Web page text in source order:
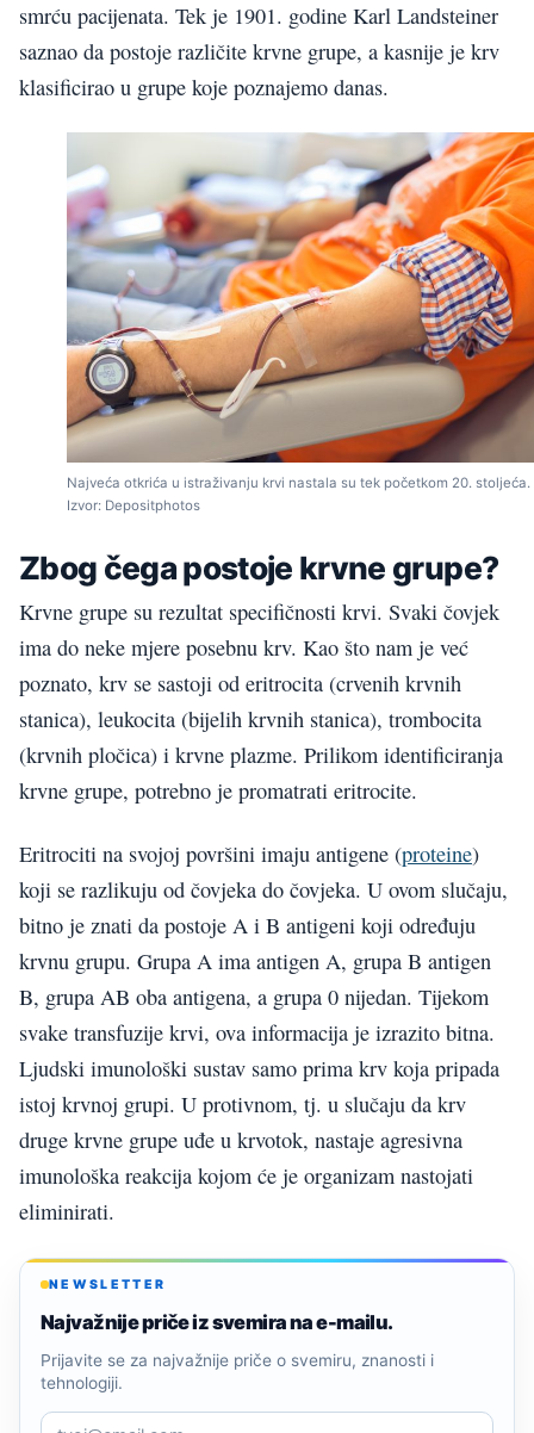
smrću pacijenata. Tek je 1901. godine Karl Landsteiner
saznao da postoje različite krvne grupe, a kasnije je krv
klasificirao u grupe koje poznajemo danas.
Najveća otkrića u istraživanju krvi nastala su tek početkom 20. stoljeća.
Izvor: Depositphotos
Zbog čega postoje krvne grupe?
Krvne grupe su rezultat specifičnosti krvi. Svaki čovjek
ima do neke mjere posebnu krv. Kao što nam je već
poznato, krv se sastoji od eritrocita (crvenih krvnih
stanica), leukocita (bijelih krvnih stanica), trombocita
(krvnih pločica) i krvne plazme. Prilikom identificiranja
krvne grupe, potrebno je promatrati eritrocite.
Eritrociti na svojoj površini imaju antigene (proteine)
koji se razlikuju od čovjeka do čovjeka. U ovom slučaju,
bitno je znati da postoje A i B antigeni koji određuju
krvnu grupu. Grupa A ima antigen A, grupa B antigen
B, grupa AB oba antigena, a grupa 0 nijedan. Tijekom
svake transfuzije krvi, ova informacija je izrazito bitna.
Ljudski imunološki sustav samo prima krv koja pripada
istoj krvnoj grupi. U protivnom, tj. u slučaju da krv
druge krvne grupe uđe u krvotok, nastaje agresivna
imunološka reakcija kojom će je organizam nastojati
eliminirati.
NEWSLETTER
Najvažnije priče iz svemira na e-mailu.
Prijavite se za najvažnije priče o svemiru, znanosti i
tehnologiji.